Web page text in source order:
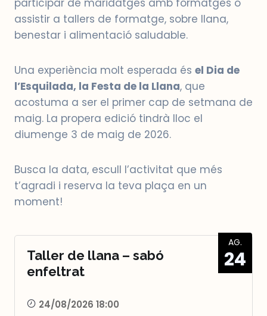
participar de maridatges amb formatges o
assistir a tallers de formatge, sobre llana,
benestar i alimentació saludable.
Una experiència molt esperada és el Dia de
l’Esquilada, la Festa de la Llana, que
acostuma a ser el primer cap de setmana de
maig. La propera edició tindrà lloc el
diumenge 3 de maig de 2026.
Busca la data, escull l’activitat que més
t’agradi i reserva la teva plaça en un
moment!
AG.
24
Taller de llana – sabó
enfeltrat
24/08/2026 18:00